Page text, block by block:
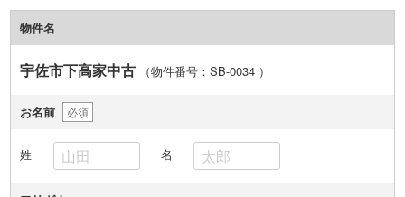
物件名
宇佐市下高家中古 （物件番号：SB-0034 ）
お名前 必須
姓 名